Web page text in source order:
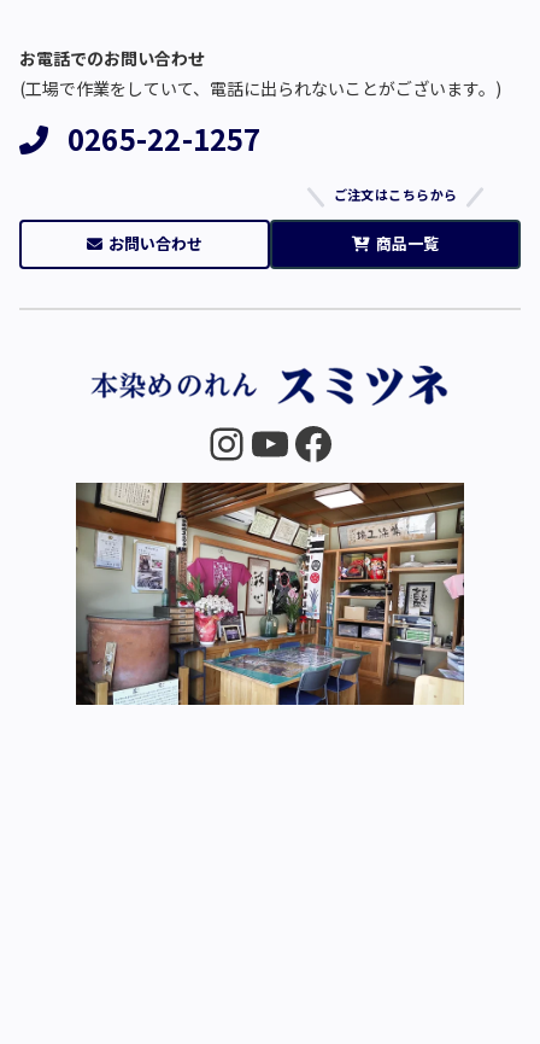
お電話でのお問い合わせ
(工場で作業をしていて、電話に出られないことがございます。)
0265-22-1257
お問い合わせ
ご注文はこちらから
商品一覧